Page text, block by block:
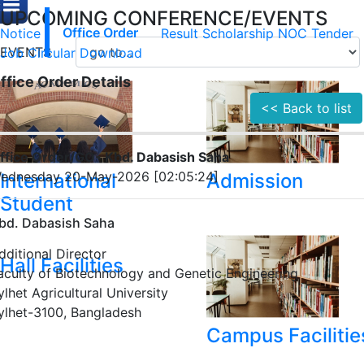
UPCOMING CONFERENCE/EVENTS
EVENTS
International
Student
Admission
Hall Facilities
Campus
Notice Office Order Result Scholarship NOC Tender
Job Circular Download
Order Details
<< Back to list
Order/GO- Kbd. Dabasish Saha
20-May-2026 [02:05:24]
Dabasish Saha
Director
of Biotechnology and Genetic Engineering
Agricultural University
3100, Bangladesh